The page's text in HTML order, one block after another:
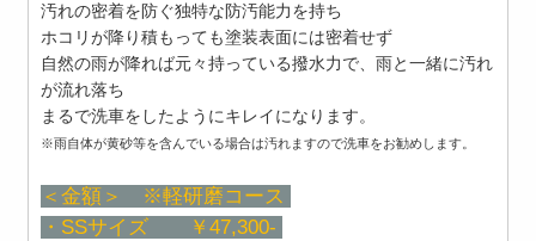
汚れの密着を防ぐ独特な防汚能力を持ち
ホコリが降り積もっても塗装表面には密着せず
自然の雨が降れば元々持っている撥水力で、雨と一緒に汚れ
が流れ落ち
まるで洗車をしたようにキレイになります。
※雨自体が黄砂等を含んでいる場合は汚れますので洗車をお勧めします。
＜金額＞ ※軽研磨コース
・SSサイズ ￥47,300-